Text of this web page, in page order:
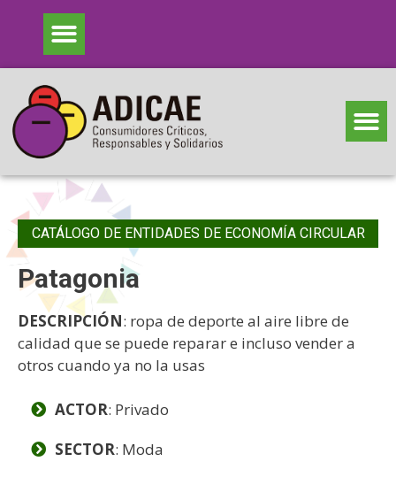
CATÁLOGO DE ENTIDADES DE ECONOMÍA CIRCULAR
Patagonia
DESCRIPCIÓN: ropa de deporte al aire libre de
calidad que se puede reparar e incluso vender a
otros cuando ya no la usas
ACTOR: Privado
SECTOR: Moda